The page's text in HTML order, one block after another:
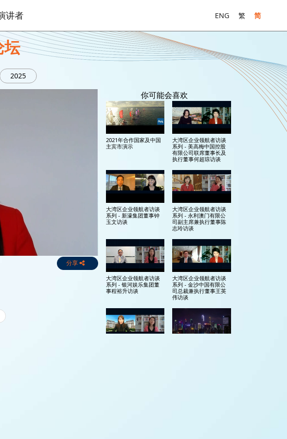
讲者 ENG 繁 简
坛
2025
分享
你可能会喜欢
2021年合作国家及中国
主宾市演示
大湾区企业领航者访谈
系列 - 美高梅中国控股
有限公司联席董事长及
执行董事何超琼访谈
大湾区企业领航者访谈
系列 - 新濠集团董事钟
玉文访谈
大湾区企业领航者访谈
系列 - 永利澳门有限公
司副主席兼执行董事陈
志玲访谈
大湾区企业领航者访谈
系列 - 银河娱乐集团董
事程裕升访谈
大湾区企业领航者访谈
系列 - 金沙中国有限公
司总裁兼执行董事王英
伟访谈